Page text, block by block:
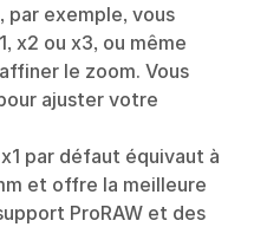
par exemple, vous
x2 ou x3, ou même
le zoom. Vous
ajuster votre
par défaut équivaut à
et offre la meilleure
ProRAW et des